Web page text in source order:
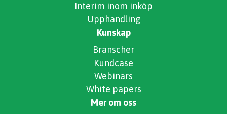
Interim inom inköp
Upphandling
Kunskap
Branscher
Kundcase
Webinars
White papers
Mer om oss